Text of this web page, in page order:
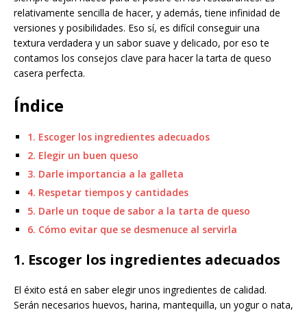
relativamente sencilla de hacer, y además, tiene infinidad de
versiones y posibilidades. Eso sí, es difícil conseguir una
textura verdadera y un sabor suave y delicado, por eso te
contamos los consejos clave para hacer la tarta de queso
casera perfecta.
Índice
1. Escoger los ingredientes adecuados
2. Elegir un buen queso
3. Darle importancia a la galleta
4. Respetar tiempos y cantidades
5. Darle un toque de sabor a la tarta de queso
6. Cómo evitar que se desmenuce al servirla
1. Escoger los ingredientes adecuados
El éxito está en saber elegir unos ingredientes de calidad.
Serán necesarios huevos, harina, mantequilla, un yogur o nata,